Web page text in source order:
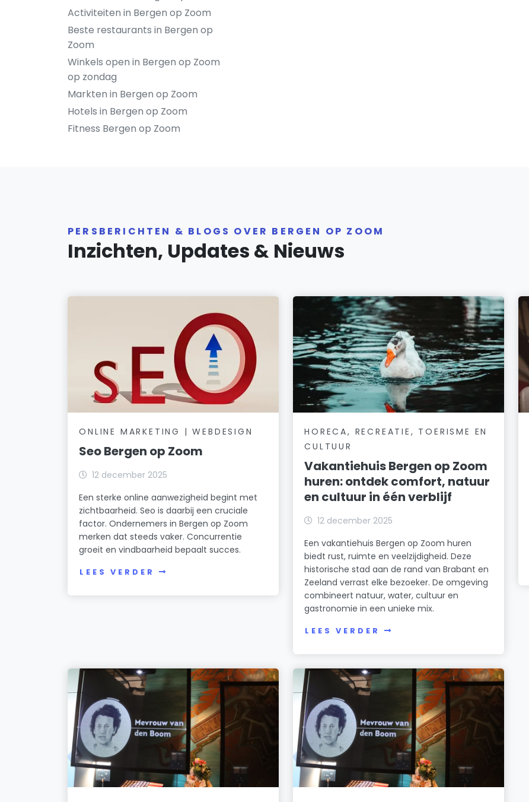
Activiteiten in Bergen op Zoom
Beste restaurants in Bergen op
Zoom
Winkels open in Bergen op Zoom
op zondag
Markten in Bergen op Zoom
Hotels in Bergen op Zoom
Fitness Bergen op Zoom
PERSBERICHTEN & BLOGS OVER BERGEN OP ZOOM
Inzichten, Updates & Nieuws
ONLINE MARKETING | WEBDESIGN
Seo Bergen op Zoom
12 december 2025
Een sterke online aanwezigheid begint met
zichtbaarheid. Seo is daarbij een cruciale
factor. Ondernemers in Bergen op Zoom
merken dat steeds vaker. Concurrentie
groeit en vindbaarheid bepaalt succes.
LEES VERDER
HORECA, RECREATIE, TOERISME EN
CULTUUR
Vakantiehuis Bergen op Zoom
huren: ontdek comfort, natuur
en cultuur in één verblijf
12 december 2025
Een vakantiehuis Bergen op Zoom huren
biedt rust, ruimte en veelzijdigheid. Deze
historische stad aan de rand van Brabant en
Zeeland verrast elke bezoeker. De omgeving
combineert natuur, water, cultuur en
gastronomie in een unieke mix.
LEES VERDER